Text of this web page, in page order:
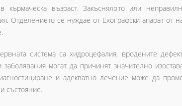
кърмаческа възраст. Закъснялото или
Отделението се нуждае от Ехографски апарат от
система са хидроцефалия, вродените
могат да причинят значително
и адекватно лечение може да
състояние.